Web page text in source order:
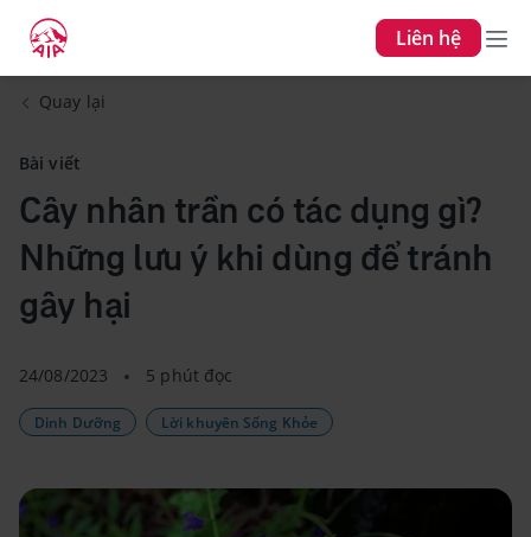
Liên hệ
Quay lại
Bài viết
Cây nhân trần có tác dụng gì?
Những lưu ý khi dùng để tránh
gây hại
24/08/2023 5 phút đọc
Dinh Dưỡng Lời khuyên Sống Khỏe